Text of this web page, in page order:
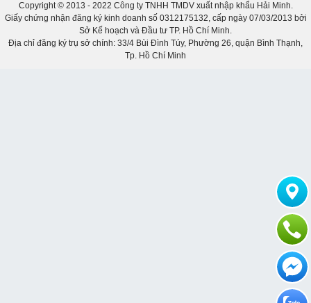
Copyright © 2013 - 2022 Công ty TNHH TMDV xuất nhập khẩu Hải Minh.
Giấy chứng nhận đăng ký kinh doanh số 0312175132, cấp ngày 07/03/2013 bởi
Sở Kế hoạch và Đầu tư TP. Hồ Chí Minh.
Địa chỉ đăng ký trụ sở chính: 33/4 Bùi Đình Túy, Phường 26, quận Bình Thạnh,
Tp. Hồ Chí Minh